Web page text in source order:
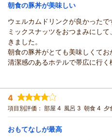
この度はリッチモンドホテル帯
誠にありがとうございます。
帯広へのご出張の折、当ホテル
じます。
お部屋の広さや清潔感、そして
「最高に良かった」とのお褒め
スタッフ一同大変嬉しく、励み
お客様からのお言葉を糧に、
今後もより一層快適なご滞在を
す。
朝食の豚丼が美味しい
ウェルカムドリンクが良かったで
ミックスナッツをおつまみにし
きました。
朝食の豚丼がとても美味しくてお
清潔感のあるホテルで帯広に行
宿泊時期： 2026年08月宿泊 (夫婦旅行
投稿者： mickeyさん
宿泊プラン： 【じゃらんのお得な10日
も！シンプルステイ-朝食付-
ダブル
宿泊価格帯： 5,001～6,000円(大人一人
4
項目別評価： 部屋 4 風呂 3 朝食 4 夕
おもてなしが最高